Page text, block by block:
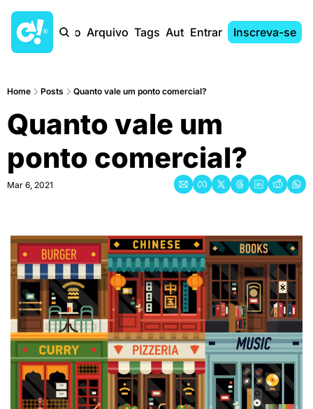
Início Arquivo Tags AutoresEntrar Inscreva-se
Home Posts Quanto vale um ponto comercial?
Quanto vale um
ponto comercial?
Mar 6, 2021